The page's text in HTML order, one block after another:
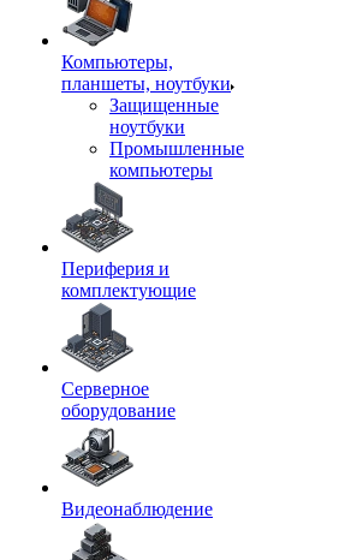
Компьютеры,
планшеты, ноутбуки
Защищенные
ноутбуки
Промышленные
компьютеры
Периферия и
комплектующие
Серверное
оборудование
Видеонаблюдение